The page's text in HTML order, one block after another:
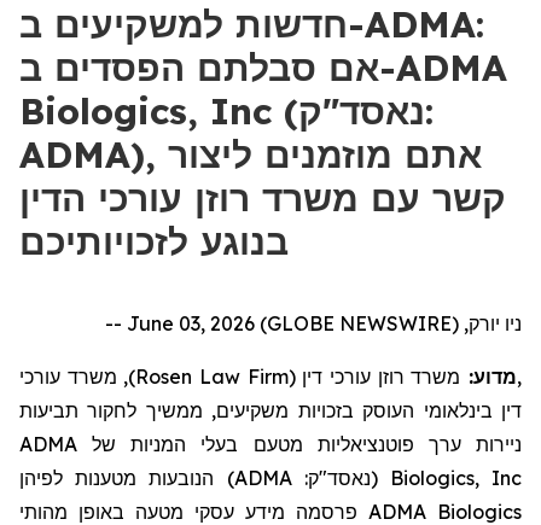
חדשות למשקיעים ב-ADMA:
אם סבלתם הפסדים ב-ADMA
Biologics, Inc (נאסד"ק:
ADMA), אתם מוזמנים ליצור
קשר עם משרד רוזן עורכי הדין
בנוגע לזכויותיכם
ניו יורק, June 03, 2026 (GLOBE NEWSWIRE) --
,מדוע: משרד רוזן עורכי דין (Rosen Law Firm
), משרד עורכי
דין בינלאומי העוסק בזכויות משקיעים, ממשיך לחקור תביעות
ניירות ערך פוטנציאליות מטעם בעלי המניות של ADMA
Biologics, Inc
(נאסד"ק:ADMA
) הנובעות מטענות לפיהן
ADMA Biologics פרסמה מידע עסקי מטעה באופן מהותי